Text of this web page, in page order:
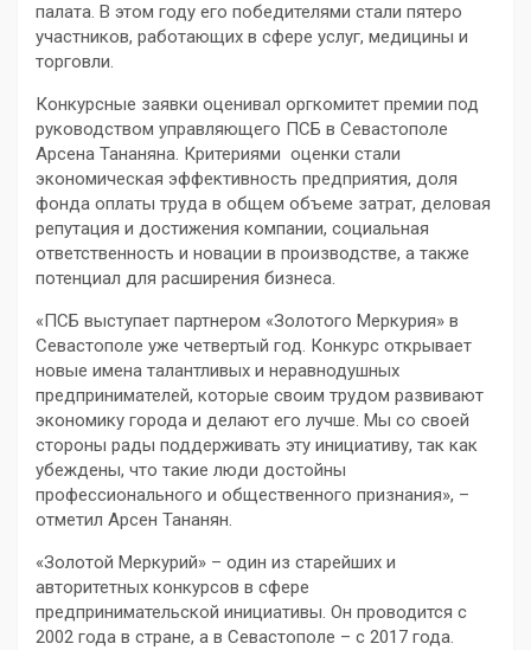
палата. В этом году его победителями стали пятеро
участников, работающих в сфере услуг, медицины и
торговли.
Конкурсные заявки оценивал оргкомитет премии под
руководством управляющего ПСБ в Севастополе
Арсена Тананяна. Критериями оценки стали
экономическая эффективность предприятия, доля
фонда оплаты труда в общем объеме затрат, деловая
репутация и достижения компании, социальная
ответственность и новации в производстве, а также
потенциал для расширения бизнеса.
«ПСБ выступает партнером «Золотого Меркурия» в
Севастополе уже четвертый год. Конкурс открывает
новые имена талантливых и неравнодушных
предпринимателей, которые своим трудом развивают
экономику города и делают его лучше. Мы со своей
стороны рады поддерживать эту инициативу, так как
убеждены, что такие люди достойны
профессионального и общественного признания», –
отметил Арсен Тананян.
«Золотой Меркурий» – один из старейших и
авторитетных конкурсов в сфере
предпринимательской инициативы. Он проводится с
2002 года в стране, а в Севастополе – с 2017 года.